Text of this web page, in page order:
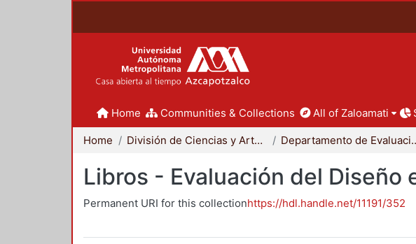
Home Communities & Collections All of Zaloamati
Home División de Ciencias y Artes para el Diseño Departamento de
Libros - Evaluación del Diseño
Permanent URI for this collectionhttps://hdl.handle.net/11191/352